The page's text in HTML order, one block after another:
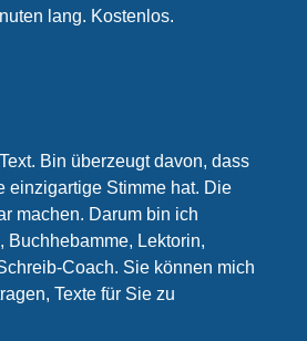
lang. Kostenlos.
Bin überzeugt davon, dass
einzigartige Stimme hat. Die
machen. Darum bin ich
Buchhebamme, Lektorin,
Coach. Sie können mich
Texte für Sie zu